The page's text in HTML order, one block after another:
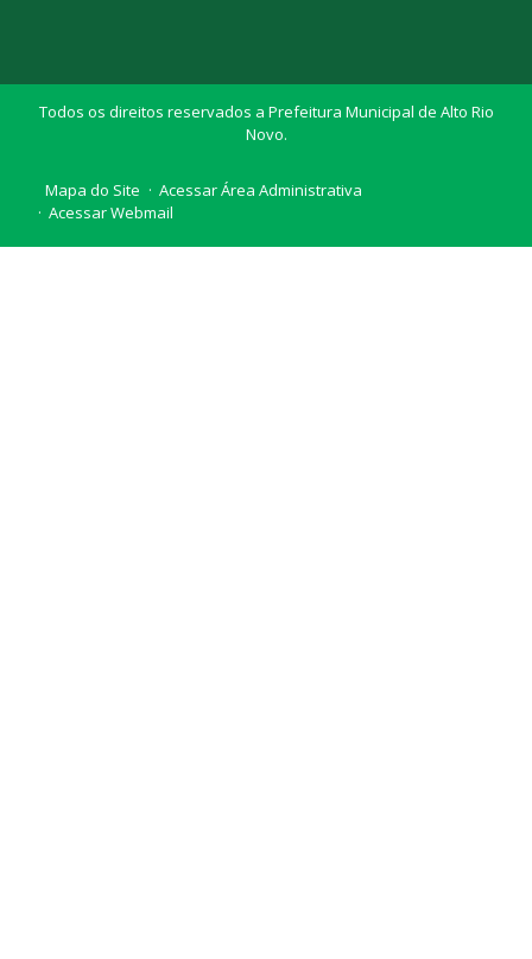
Todos os direitos reservados a Prefeitura Municipal de Alto Rio
Novo.
Mapa do Site
Acessar Área Administrativa
Acessar Webmail